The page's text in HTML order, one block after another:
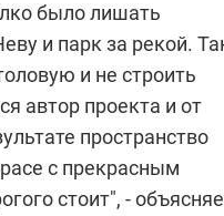
было лишать
и парк за рекой.
и не строить
автор проекта и от
пространство
с прекрасным
стоит", -